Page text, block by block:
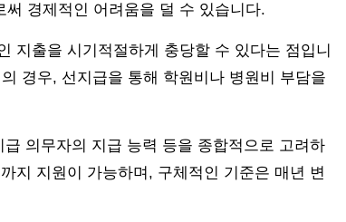
경제적인 어려움을 덜 수 있습니다.
지출을 시기적절하게 충당할 수 있다는 점입니
경우, 선지급을 통해 학원비나 병원비 부담을
의무자의 지급 능력 등을 종합적으로 고려하
지 지원이 가능하며, 구체적인 기준은 매년 변